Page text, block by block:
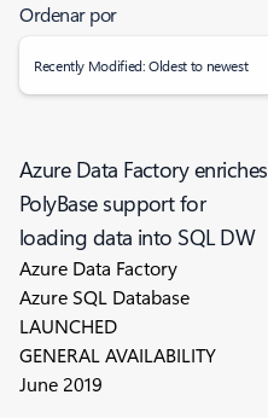
Ordenar por
Recently Modified: Oldest to newest
Azure Data Factory enriches
PolyBase support for
loading data into SQL DW
Azure Data Factory
Azure SQL Database
LAUNCHED
GENERAL AVAILABILITY
June 2019